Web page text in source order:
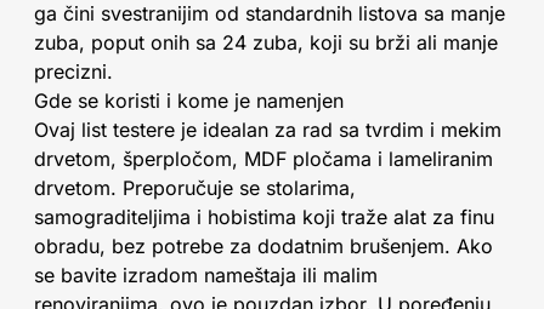
ga čini svestranijim od standardnih listova sa manje
zuba, poput onih sa 24 zuba, koji su brži ali manje
precizni.
Gde se koristi i kome je namenjen
Ovaj list testere je idealan za rad sa tvrdim i mekim
drvetom, šperpločom, MDF pločama i lameliranim
drvetom. Preporučuje se stolarima,
samograditeljima i hobistima koji traže alat za finu
obradu, bez potrebe za dodatnim brušenjem. Ako
se bavite izradom nameštaja ili malim
renoviranjima, ovo je pouzdan izbor. U poređenju